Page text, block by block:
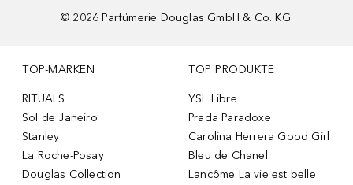
© 2026 Parfümerie Douglas GmbH & Co. KG.
TOP-MARKEN
RITUALS
Sol de Janeiro
Stanley
La Roche-Posay
Douglas Collection
TOP PRODUKTE
YSL Libre
Prada Paradoxe
Carolina Herrera Good Girl
Bleu de Chanel
Lancôme La vie est belle